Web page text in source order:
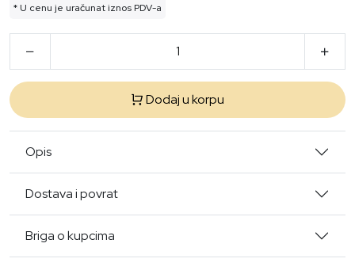
* U cenu je uračunat iznos PDV-a
Dodaj u korpu
Opis
Dostava i povrat
Briga o kupcima